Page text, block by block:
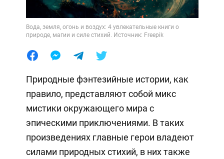
Вода, земля, огонь и воздух: 4 увлекательные книги о
природе, магии и силе стихий. Источник: Freepik
Природные фэнтезийные истории, как
правило, представляют собой микс
мистики окружающего мира с
эпическими приключениями. В таких
произведениях главные герои владеют
силами природных стихий, в них также